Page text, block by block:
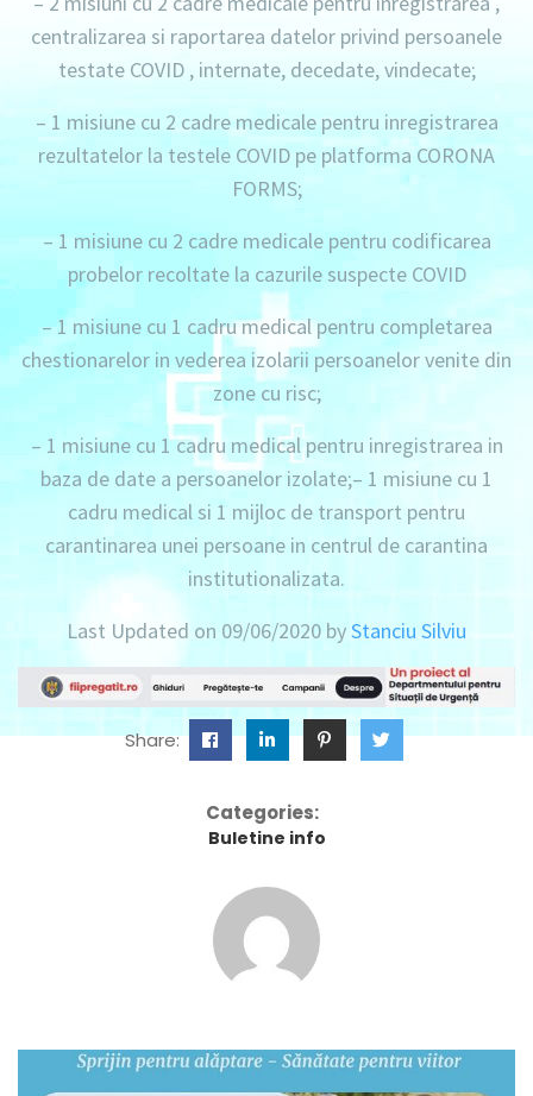
centralizarea si raportarea datelor privind persoanele
testate COVID , internate, decedate, vindecate;
– 1 misiune cu 2 cadre medicale pentru inregistrarea
rezultatelor la testele COVID pe platforma CORONA
FORMS;
– 1 misiune cu 2 cadre medicale pentru codificarea
probelor recoltate la cazurile suspecte COVID
– 1 misiune cu 1 cadru medical pentru completarea
chestionarelor in vederea izolarii persoanelor venite din
zone cu risc;
– 1 misiune cu 1 cadru medical pentru inregistrarea in
baza de date a persoanelor izolate;– 1 misiune cu 1
cadru medical si 1 mijloc de transport pentru
carantinarea unei persoane in centrul de carantina
institutionalizata.
Last Updated on 09/06/2020 byStanciu Silviu
Share:
Categories:
Buletine info